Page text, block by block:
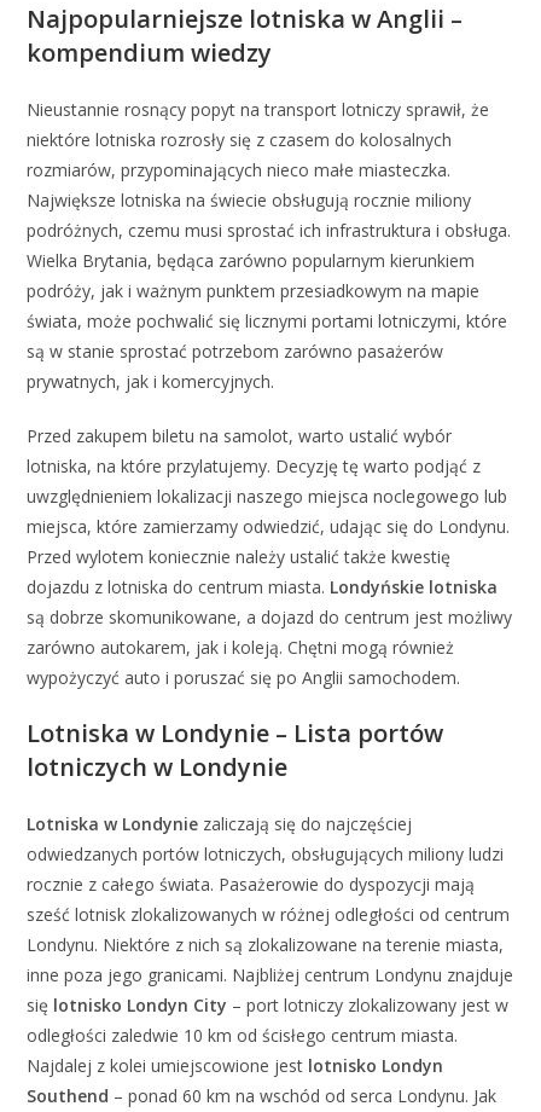
Najpopularniejsze lotniska w Anglii –
kompendium wiedzy
Nieustannie rosnący popyt na transport lotniczy sprawił, że
niektóre lotniska rozrosły się z czasem do kolosalnych
rozmiarów, przypominających nieco małe miasteczka.
Największe lotniska na świecie obsługują rocznie miliony
podróżnych, czemu musi sprostać ich infrastruktura i obsługa.
Wielka Brytania, będąca zarówno popularnym kierunkiem
podróży, jak i ważnym punktem przesiadkowym na mapie
świata, może pochwalić się licznymi portami lotniczymi, które
są w stanie sprostać potrzebom zarówno pasażerów
prywatnych, jak i komercyjnych.
Przed zakupem biletu na samolot, warto ustalić wybór
lotniska, na które przylatujemy. Decyzję tę warto podjąć z
uwzględnieniem lokalizacji naszego miejsca noclegowego lub
miejsca, które zamierzamy odwiedzić, udając się do Londynu.
Przed wylotem koniecznie należy ustalić także kwestię
dojazdu z lotniska do centrum miasta. Londyńskie lotniska
są dobrze skomunikowane, a dojazd do centrum jest możliwy
zarówno autokarem, jak i koleją. Chętni mogą również
wypożyczyć auto i poruszać się po Anglii samochodem.
Lotniska w Londynie – Lista portów
lotniczych w Londynie
Lotniska w Londynie zaliczają się do najczęściej
odwiedzanych portów lotniczych, obsługujących miliony ludzi
rocznie z całego świata. Pasażerowie do dyspozycji mają
sześć lotnisk zlokalizowanych w różnej odległości od centrum
Londynu. Niektóre z nich są zlokalizowane na terenie miasta,
inne poza jego granicami. Najbliżej centrum Londynu znajduje
się lotnisko Londyn City – port lotniczy zlokalizowany jest w
odległości zaledwie 10 km od ścisłego centrum miasta.
Najdalej z kolei umiejscowione jest lotnisko Londyn
Southend – ponad 60 km na wschód od serca Londynu. Jak